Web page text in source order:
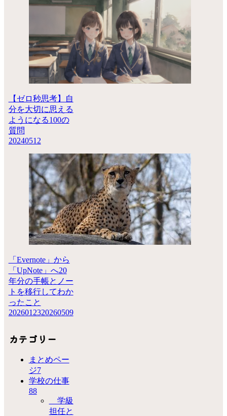
【ゼロ秒思考】自
分を大切に思える
ようになる100の
質問
20240512
「Evernote」から
「UpNote」へ20
年分の手帳とノー
トを移行してわか
ったこと
2026012320260509
カテゴリー
まとめペー
ジ7
学校の仕事
88
学級
担任と